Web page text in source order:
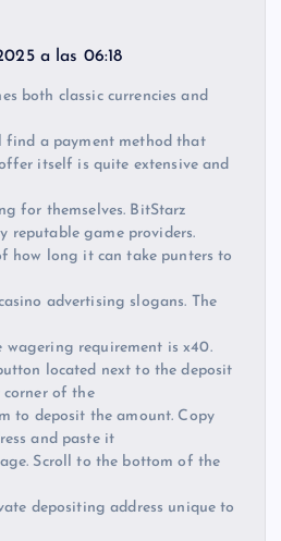
a las 06:18
both classic currencies and
find a payment method that
itself is quite extensive and
for themselves. BitStarz
reputable game providers.
how long it can take punters to
advertising slogans. The
wagering requirement is x40.
located next to the deposit
of the
to deposit the amount. Copy
and paste it
Scroll to the bottom of the
depositing address unique to